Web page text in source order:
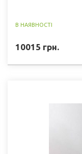
В НАЯВНОСТІ
10015 грн.